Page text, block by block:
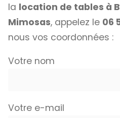
la location de tables à
Mimosas, appelez le 06
nous vos coordonnées :
Votre nom
Votre e-mail